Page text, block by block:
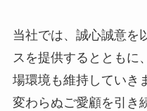
当社では、誠心誠意を
スを提供するとともに
場環境も維持していき
変わらぬご愛顧を引き